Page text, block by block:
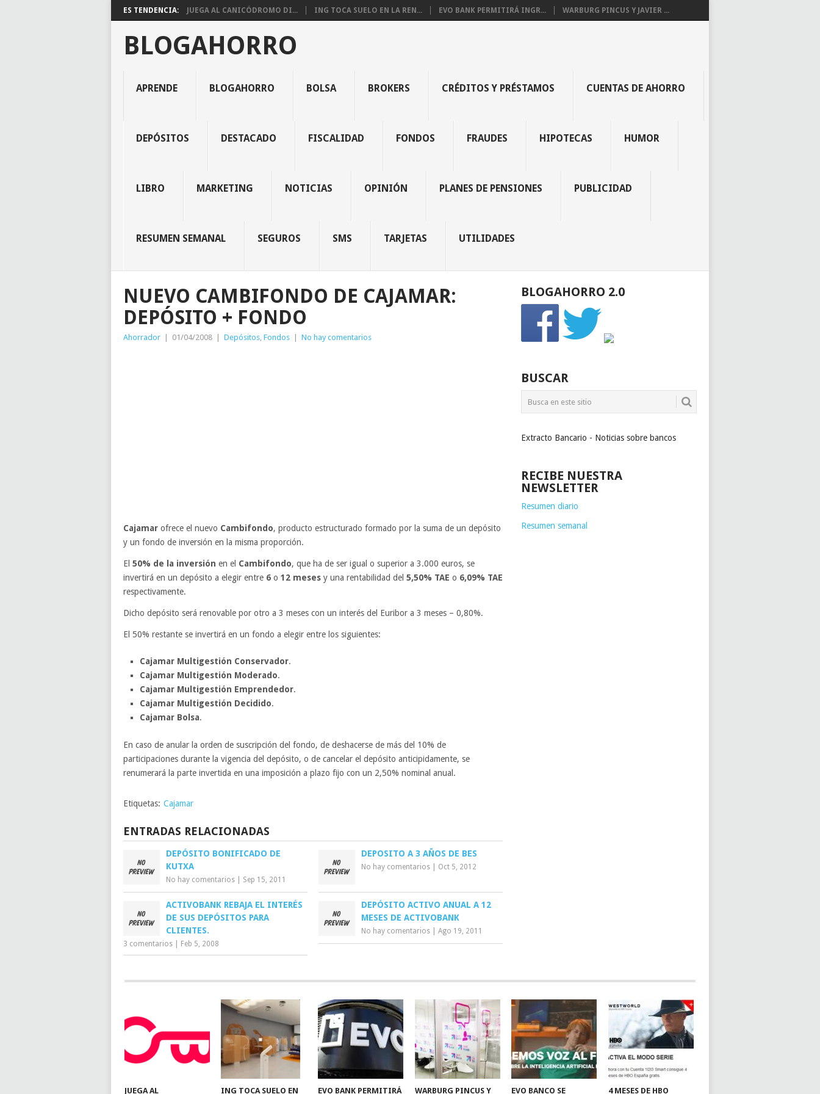
ES TENDENCIA: JUEGA AL CANICÓDROMO DI... ING TOCA SUELO EN LA REN... EVO BANK PERMITIRÁ INGR... WARBURG PINCUS Y JAVIER ...
BLOGAHORRO
APRENDE BLOGAHORRO BOLSA BROKERS CRÉDITOS Y PRÉSTAMOS CUENTAS DE AHORRO
DEPÓSITOS DESTACADO FISCALIDAD FONDOS FRAUDES HIPOTECAS HUMOR
LIBRO MARKETING NOTICIAS OPINIÓN PLANES DE PENSIONES PUBLICIDAD
RESUMEN SEMANAL SEGUROS SMS TARJETAS UTILIDADES
NUEVO CAMBIFONDO DE CAJAMAR:
DEPÓSITO + FONDO
Ahorrador 01/04/2008 Depósitos, Fondos No hay comentarios
Cajamar ofrece el nuevo Cambifondo, producto estructurado formado por la suma de un depósito
y un fondo de inversión en la misma proporción.
El 50% de la inversión en el Cambifondo, que ha de ser igual o superior a 3.000 euros, se
invertirá en un depósito a elegir entre 6 o 12 meses y una rentabilidad del 5,50% TAE o 6,09% TAE
respectivamente.
Dicho depósito será renovable por otro a 3 meses con un interés del Euribor a 3 meses – 0,80%.
El 50% restante se invertirá en un fondo a elegir entre los siguientes:
Cajamar Multigestión Conservador.
Cajamar Multigestión Moderado.
Cajamar Multigestión Emprendedor.
Cajamar Multigestión Decidido.
Cajamar Bolsa.
En caso de anular la orden de suscripción del fondo, de deshacerse de más del 10% de
participaciones durante la vigencia del depósito, o de cancelar el depósito anticipidamente, se
renumerará la parte invertida en una imposición a plazo fijo con un 2,50% nominal anual.
Etiquetas: Cajamar
ENTRADAS RELACIONADAS
DEPÓSITO BONIFICADO DE
KUTXA
No hay comentarios Sep 15, 2011
DEPOSITO A 3 AÑOS DE BES
No hay comentarios Oct 5, 2012
ACTIVOBANK REBAJA EL INTERÉS
DE SUS DEPÓSITOS PARA
CLIENTES.
3 comentarios Feb 5, 2008
DEPÓSITO ACTIVO ANUAL A 12
MESES DE ACTIVOBANK
No hay comentarios |Ago 19, 2011
BLOGAHORRO 2.0
BUSCAR
Extracto Bancario - Noticias sobre bancos
RECIBE NUESTRA
NEWSLETTER
Resumen diario
Resumen semanal
JUEGA AL ING TOCA SUELO EN EVO BANK PERMITIRÁ WARBURG PINCUS Y EVO BANCO SE 4 MESES DE HBO